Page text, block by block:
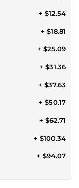
+ $12.54
+ $18.81
+ $25.09
+ $31.36
+ $37.63
+ $50.17
+ $62.71
+ $100.34
+ $94.07